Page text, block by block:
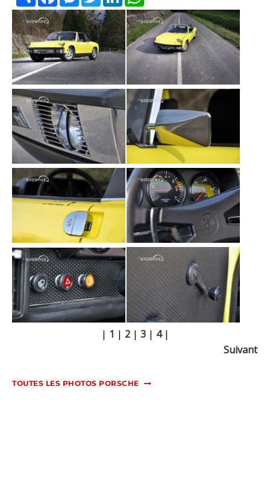
| 1 | 2| 3| 4|
Suivant
TOUTES LES PHOTOS PORSCHE